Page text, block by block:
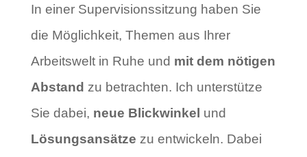
In einer Supervisionssitzung haben Sie
die Möglichkeit, Themen aus Ihrer
Arbeitswelt in Ruhe und mit dem nötigen
Abstand zu betrachten. Ich unterstütze
Sie dabei, neue Blickwinkel und
Lösungsansätze zu entwickeln. Dabei